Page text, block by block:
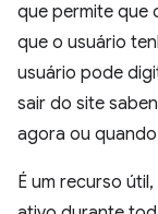
que permite que
que o usuário
usuário pode
sair do site
agora ou
É um recurso